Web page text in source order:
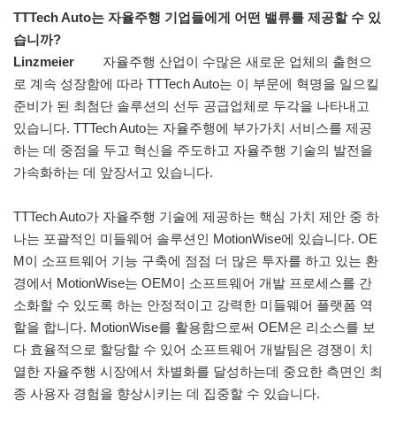
TTTech Auto는 자율주행 기업들에게 어떤 밸류를 제공할 수 있
습니까?
Linzmeier
자율주행 산업이 수많은 새로운 업체의 출현으
로 계속 성장함에 따라 TTTech Auto는 이 부문에 혁명을 일으킬
준비가 된 최첨단 솔루션의 선두 공급업체로 두각을 나타내고
있습니다. TTTech Auto는 자율주행에 부가가치 서비스를 제공
하는 데 중점을 두고 혁신을 주도하고 자율주행 기술의 발전을
가속화하는 데 앞장서고 있습니다.
TTTech Auto가 자율주행 기술에 제공하는 핵심 가치 제안 중 하
나는 포괄적인 미들웨어 솔루션인 MotionWise에 있습니다. OE
M이 소프트웨어 기능 구축에 점점 더 많은 투자를 하고 있는 환
경에서 MotionWise는 OEM이 소프트웨어 개발 프로세스를 간
소화할 수 있도록 하는 안정적이고 강력한 미들웨어 플랫폼 역
할을 합니다. MotionWise를 활용함으로써 OEM은 리소스를 보
다 효율적으로 할당할 수 있어 소프트웨어 개발팀은 경쟁이 치
열한 자율주행 시장에서 차별화를 달성하는데 중요한 측면인 최
종 사용자 경험을 향상시키는 데 집중할 수 있습니다.